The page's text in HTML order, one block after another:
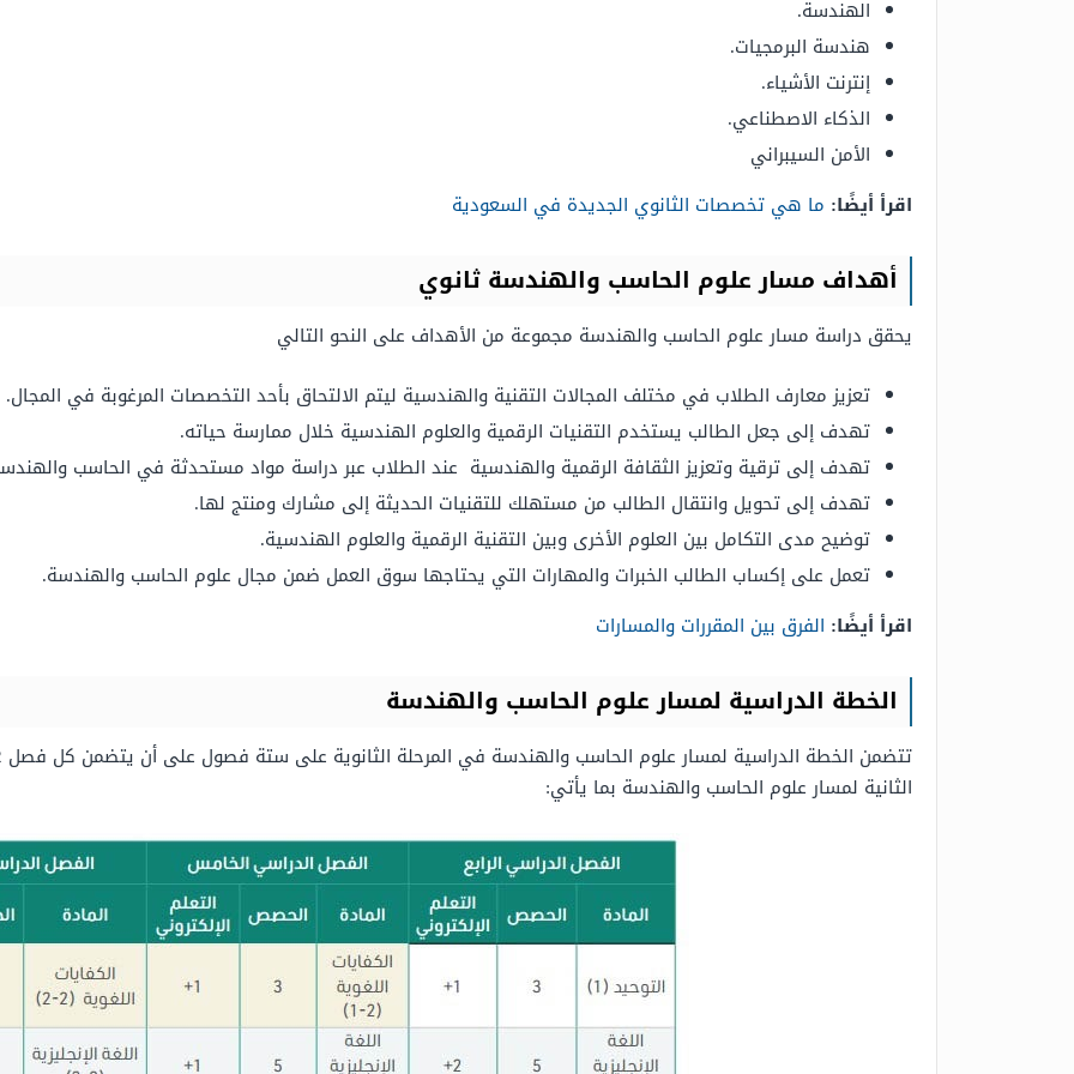
الهندسة.
هندسة البرمجيات.
إنترنت الأشياء.
الذكاء الاصطناعي.
الأمن السيبراني
اقرأ أيضًا: ما هي تخصصات الثانوي الجديدة في السعودية
أهداف مسار علوم الحاسب والهندسة ثانوي
يحقق دراسة مسار علوم الحاسب والهندسة مجموعة من الأهداف على النحو التالي
تعزيز معارف الطلاب في مختلف المجالات التقنية والهندسية ليتم الالتحاق بأحد التخصصات المرغوبة في المجال.
تهدف إلى جعل الطالب يستخدم التقنيات الرقمية والعلوم الهندسية خلال ممارسة حياته.
تهدف إلى ترقية وتعزيز الثقافة الرقمية والهندسية عند الطلاب عبر دراسة مواد مستحدثة في الحاسب
تهدف إلى تحويل وانتقال الطالب من مستهلك للتقنيات الحديثة إلى مشارك ومنتج لها.
توضيح مدى التكامل بين العلوم الأخرى وبين التقنية الرقمية والعلوم الهندسية.
تعمل على إكساب الطالب الخبرات والمهارات التي يحتاجها سوق العمل ضمن مجال علوم الحاسب والهندسة.
اقرأ أيضًا: الفرق بين المقررات والمسارات
الخطة الدراسية لمسار علوم الحاسب والهندسة
الثانية لمسار علوم الحاسب والهندسة بما يأتي: